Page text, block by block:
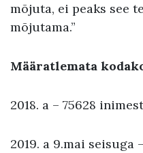
mõjuta, ei peaks see
mõjutama.”
Määratlemata
2018. a – 75628
2019. a 9.mai seisuga